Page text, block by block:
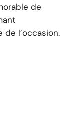
de
l’occasion.